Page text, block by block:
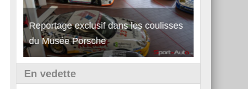
Reportage exclusif dans les coulisses
du Musée Porsche
En vedette